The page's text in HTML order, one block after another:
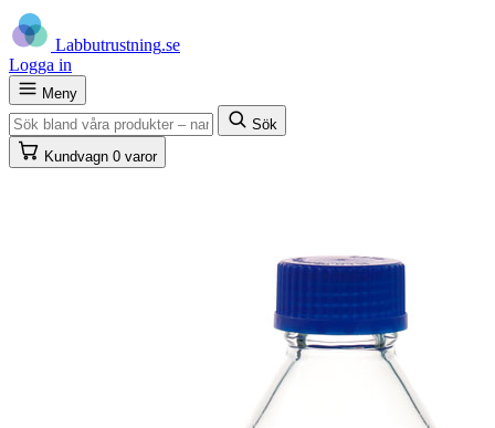
Labbutrustning.se
Logga in
Meny
Sök
Kundvagn 0 varor